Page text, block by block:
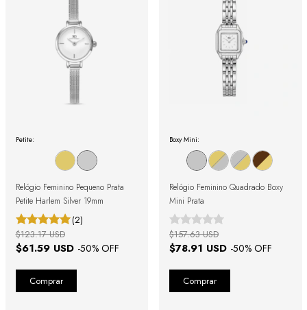
Petite:
Relógio Feminino Pequeno Prata
Petite Harlem Silver 19mm
(2)
$61.59 USD -50% OFF
$123.17 USD
Boxy Mini:
Relógio Feminino Quadrado Boxy
Mini Prata
$78.91 USD -50% OFF
$157.63 USD